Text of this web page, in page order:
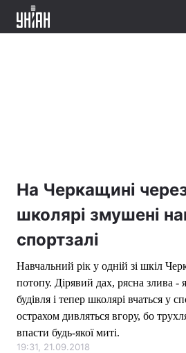
На Черкащині
школярі змушені
спортзалі
Навчальний рік у одній зі шкіл
потопу. Дірявий дах, рясна злива -
будівля і тепер школярі вчаться у
острахом дивляться вгору, бо
впасти будь-якої миті.
19:31, 21.09.2018